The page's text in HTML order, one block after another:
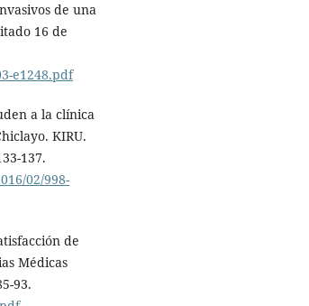
de una
16 de
e1248.pdf
a la clínica
KIRU.
137.
02/998-
de
Médicas
93.